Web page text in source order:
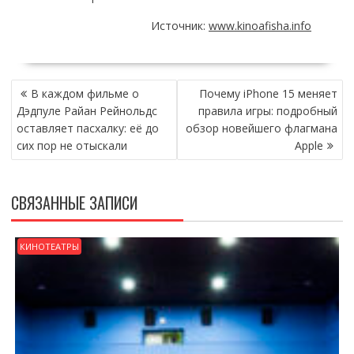
Источник:www.kinoafisha.info
НАВИГАЦИЯ
ПО
ЗАПИСЯМ
В каждом фильме о
Дэдпуле Райан Рейнольдс
оставляет пасхалку: её до
сих пор не отыскали
Почему iPhone 15 меняет
правила игры: подробный
обзор новейшего флагмана
Apple
СВЯЗАННЫЕ ЗАПИСИ
КИНОТЕАТРЫ